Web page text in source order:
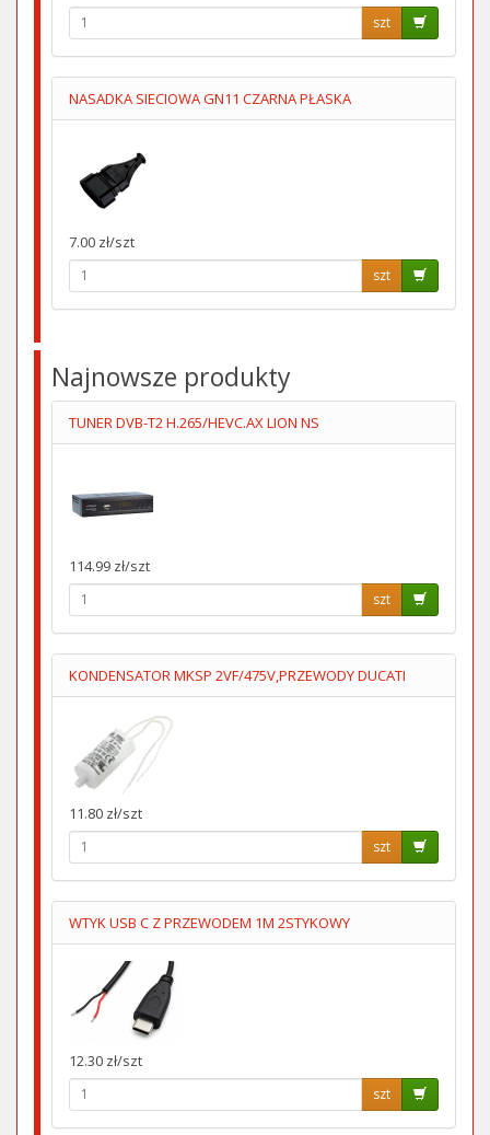
szt
NASADKA SIECIOWA GN11 CZARNA PŁASKA
7.00 zł/szt
szt
Najnowsze produkty
TUNER DVB-T2 H.265/HEVC.AX LION NS
114.99 zł/szt
szt
KONDENSATOR MKSP 2VF/475V,PRZEWODY DUCATI
11.80 zł/szt
szt
WTYK USB C Z PRZEWODEM 1M 2STYKOWY
12.30 zł/szt
szt